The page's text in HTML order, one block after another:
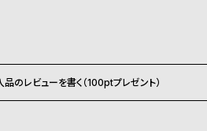
品のレビューを書く（100ptプレゼント）